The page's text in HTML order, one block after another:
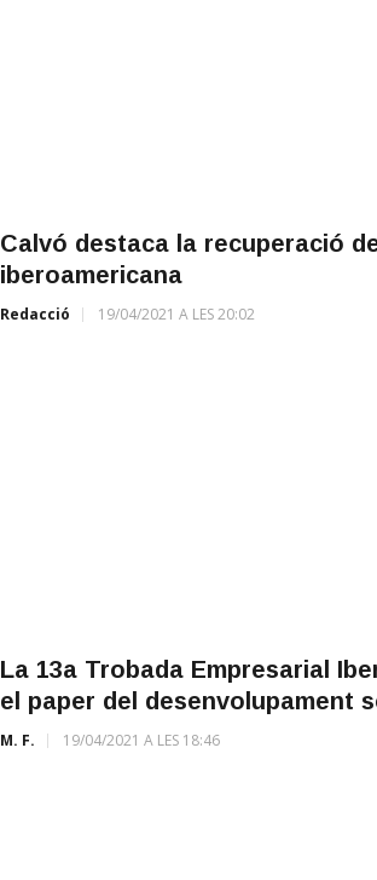
Calvó destaca la recuperació
iberoamericana
Redacció 19/04/2021 A LES 20:02
La 13a Trobada Empresarial
el paper del desenvolupament
M. F. 19/04/2021 A LES 18:46